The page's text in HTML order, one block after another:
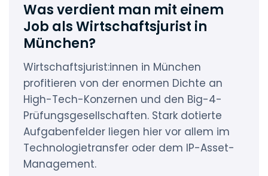
Was verdient man mit einem
Job als Wirtschaftsjurist in
München?
Wirtschaftsjurist:innen in München
profitieren von der enormen Dichte an
High-Tech-Konzernen und den Big-4-
Prüfungsgesellschaften. Stark dotierte
Aufgabenfelder liegen hier vor allem im
Technologietransfer oder dem IP-Asset-
Management.